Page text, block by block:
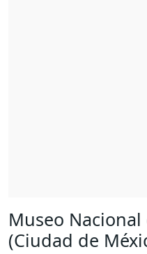
Museo
(Ciudad de